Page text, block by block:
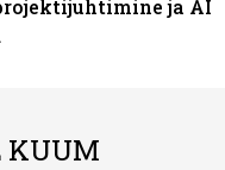
ja AI
KUUM